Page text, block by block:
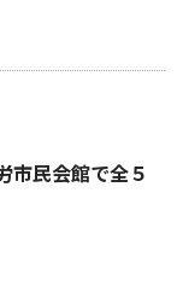
民会館で全５